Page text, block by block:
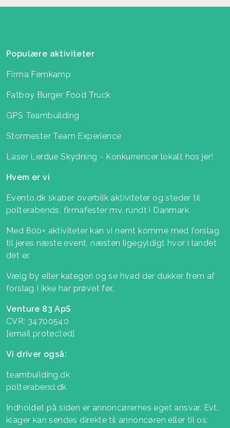
Populære aktiviteter
Firma Femkamp
Fatboy Burger Food Truck
GPS Teambuilding
Stormester Team Experience
Laser Lerdue Skydning - Konkurrencer lokalt hos jer!
Hvem er vi
Evento.dk skaber overblik aktiviteter og steder til
polterabends, firmafester mv. rundt i Danmark.
Med 800+ aktiviteter kan vi nemt komme med forslag
til jeres næste event, næsten ligegyldigt hvor i landet
det er.
Vælg by eller kategori og se hvad der dukker frem af
forslag I ikke har prøvet før.
Venture 83 ApS
CVR: 34700540
[email protected]
Vi driver også:
teambuilding.dk
polterabend.dk
Indholdet på siden er annoncørernes eget ansvar. Evt.
klager kan sendes direkte til annoncøren eller til os: